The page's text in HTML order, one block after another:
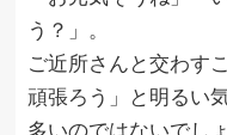
う？」。
ご近所さんと交わす
頑張ろう」と明るい